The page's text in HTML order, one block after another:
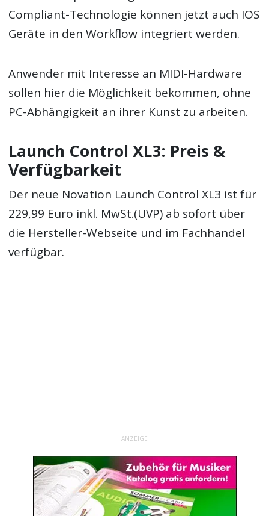
Compliant-Technologie können jetzt auch IOS
Geräte in den Workflow integriert werden.
Anwender mit Interesse an MIDI-Hardware
sollen hier die Möglichkeit bekommen, ohne
PC-Abhängigkeit an ihrer Kunst zu arbeiten.
Launch Control XL3: Preis &
Verfügbarkeit
Der neue Novation Launch Control XL3 ist für
229,99 Euro inkl. MwSt.(UVP) ab sofort über
die Hersteller-Webseite und im Fachhandel
verfügbar.
ANZEIGE